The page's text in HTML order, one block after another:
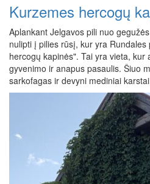
Kurzemes hercogų
Aplankant Jelgavos pili nuo
nulipti į pilies rūsį, kur yra
hercogų kapinės". Tai yra vieta, kur
gyvenimo ir anapus pasaulis. Šiuo
sarkofagas ir devyni mediniai